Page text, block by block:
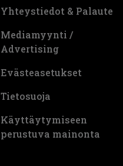
Yhteystiedot & Palaute
Mediamyynti /
Advertising
Evästeasetukset
Tietosuoja
Käyttäytymiseen
perustuva mainonta